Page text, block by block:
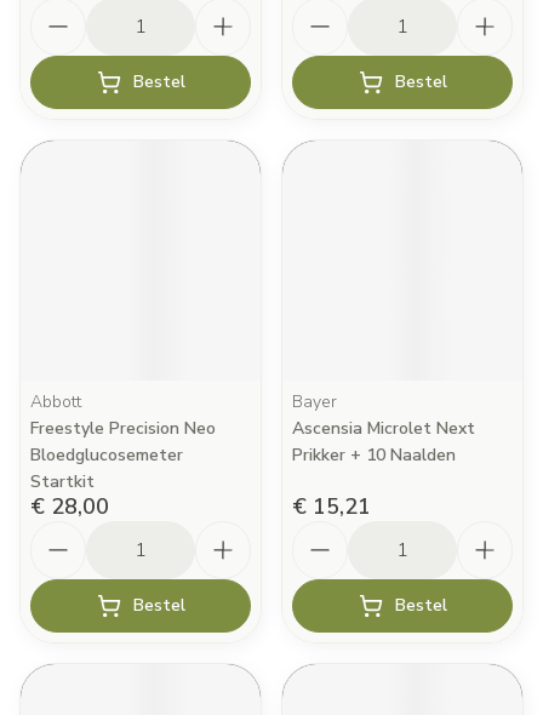
Bestel Bestel
Abbott
Freestyle Precision Neo
Bloedglucosemeter
Startkit
€ 28,00
Bestel
Bayer
Ascensia Microlet Next
Prikker + 10 Naalden
€ 15,21
Bestel